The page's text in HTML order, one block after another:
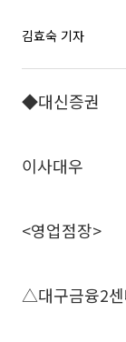
김효숙 기자
◆대신증권
이사대우
<영업점장>
△대구금융2센